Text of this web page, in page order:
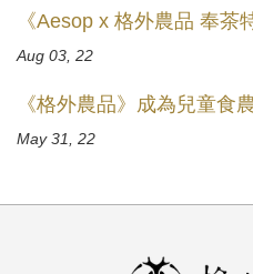
《Aesop x 格外農品 奉茶
Aug 03, 22
《格外農品》成為兒童食
May 31, 22